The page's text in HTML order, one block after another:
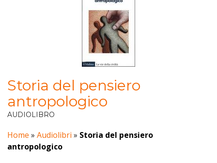
Storia del pensiero
antropologico
AUDIOLIBRO
Home » Audiolibri » Storia del pensiero
antropologico